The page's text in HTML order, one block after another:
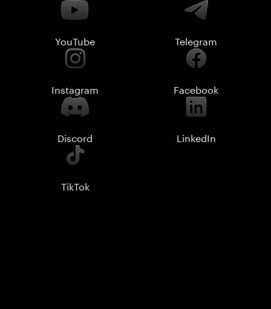
YouTube Telegram
Instagram Facebook
Discord LinkedIn
TikTok